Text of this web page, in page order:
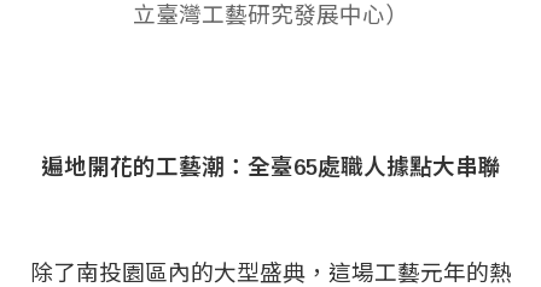
立臺灣工藝研究發展中心）
遍地開花的工藝潮：全臺65處職人據點大串聯
除了南投園區內的大型盛典，這場工藝元年的熱